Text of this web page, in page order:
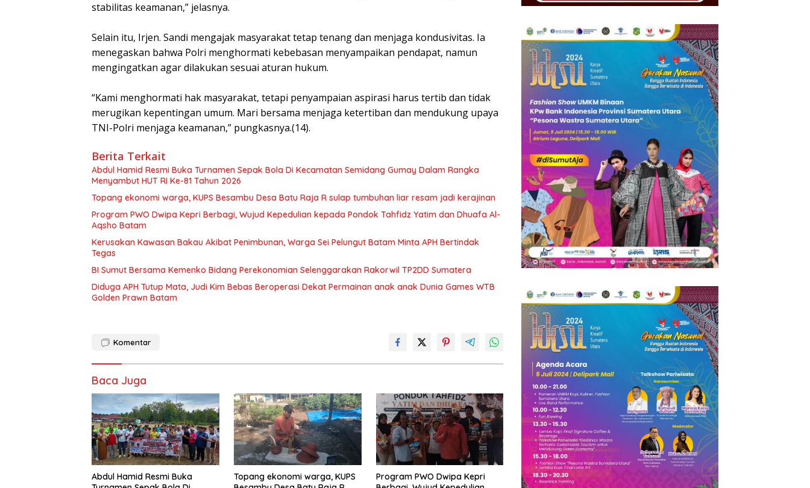
stabilitas keamanan,” jelasnya.
Selain itu, Irjen. Sandi mengajak masyarakat tetap tenang dan menjaga kondusivitas. Ia
menegaskan bahwa Polri menghormati kebebasan menyampaikan pendapat, namun
mengingatkan agar dilakukan sesuai aturan hukum.
“Kami menghormati hak masyarakat, tetapi penyampaian aspirasi harus tertib dan tidak
merugikan kepentingan umum. Mari bersama menjaga ketertiban dan mendukung upaya
TNI-Polri menjaga keamanan,” pungkasnya.(14).
Berita Terkait
Abdul Hamid Resmi Buka Turnamen Sepak Bola Di Kecamatan Semidang Gumay Dalam Rangka
Menyambut HUT RI Ke-81 Tahun 2026
Topang ekonomi warga, KUPS Besambu Desa Batu Raja R sulap tumbuhan liar resam jadi kerajinan
Program PWO Dwipa Kepri Berbagi, Wujud Kepedulian kepada Pondok Tahfidz Yatim dan Dhuafa Al-
Aqsho Batam
Kerusakan Kawasan Bakau Akibat Penimbunan, Warga Sei Pelungut Batam Minta APH Bertindak
Tegas
BI Sumut Bersama Kemenko Bidang Perekonomian Selenggarakan Rakorwil TP2DD Sumatera
Diduga APH Tutup Mata, Judi Kim Bebas Beroperasi Dekat Permainan anak anak Dunia Games WTB
Golden Prawn Batam
Komentar
Baca Juga
Abdul Hamid Resmi Buka
Topang ekonomi warga, KUPS
Program PWO Dwipa Kepri